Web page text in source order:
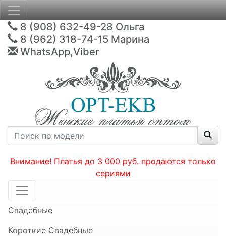
8 (908) 632-49-28 Ольга
8 (962) 318-74-15 Марина
WhatsApp,Viber
Внимание! Платья до 3 000 руб. продаются только
сериями
Свадебные
Короткие Свадебные